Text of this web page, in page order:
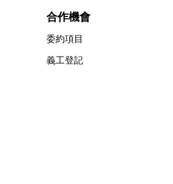
合作機會
委約項目
義工登記